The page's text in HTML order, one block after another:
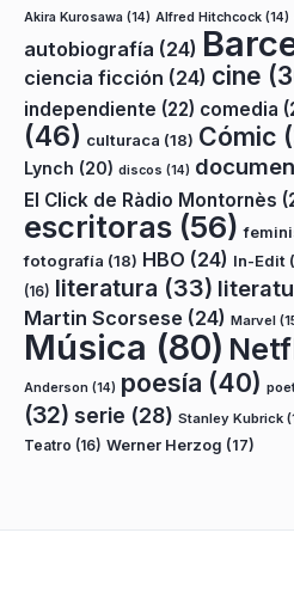
Akira Kurosawa (14) Alfred Hitchcock (14)
autobiografía (24)
ciencia ficción (24) cine
independiente (22) comedia
(46) culturaca (18) Cómic
Lynch (20) discos (14)
El Click de Ràdio Montornès
escritoras (56)
fotografía (18) HBO (24) In-Edit
(16) literatura (33)
Martin Scorsese (24) Marvel
Música (80)
Anderson (14) poesía (40)
(32) serie (28) Stanley Kubrick
Teatro (16) Werner Herzog (17)